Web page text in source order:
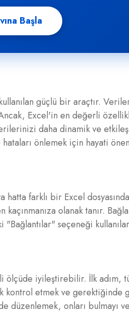
Başla
güçlü bir araçtır.
Excel'in en değerli
daha dinamik ve
önlemek için hayati
hatta farklı bir Excel
olanak tanır.
seçeneği
iyileştirebilir. İlk adım,
kontrol etmek ve gerektiğinde
düzenlemek, onları bulmayı